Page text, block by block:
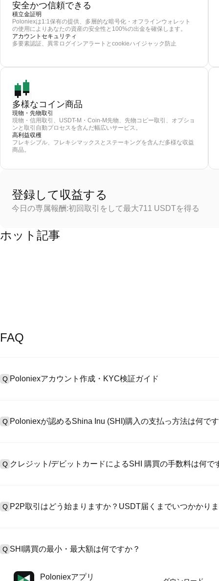
安全かつ信頼できる
積立金証明
Poloniexは1:1保有の提供、多層的な暗号化・オフラインウォレット
の使用によりあなたの資産の安全性と100%の出金を確保します。
アカウントセキュリティ
多要素認証、異常ログインアラートとcookieハイジャック防止
多様なコイン商品
現物・先物取引
現物・信用取引、USDT-M・Coin-M先物、先物コピー取引、オプショ
ンと取引自動プロセスを含んだ幅広いサービス。
高利益収穫
フレキシブル、フレキシマックスとステーキングを含んだ多様な収益
商品。
登録して収益する
今日の専属報酬:初回取引をして最大711 USDTを得る
ホット記事
FAQ
Q Poloniexアカウント作成・KYC検証ガイド
>「安全性」へ有効ID証明をアップし、自撮りしてKYC検証を完成
Q Poloniexが認めるShina Inu (SHI)購入の支払っ方法は何で
入金）（プロセス1～3営業日かかる）;4）$100,000超えた大額売
Q クレジット/デビットカードによるSHI 購買の手数料は何で
引手数料（0.05%まで低く）が必要です。
Q P2P取引はどう始まりますか？USDT届くまでいつかかり
第に、決済は通常15分～2時間かかります。
Q SHI購買の最小・最大額は何ですか？
最小・最大制限額は支払方法とあなたの検証レベル次第です。ク
Poloniexアプリ